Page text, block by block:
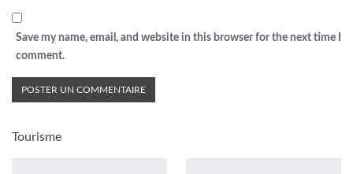
Save my name, email, and website in this browser for the next time I
comment.
Tourisme